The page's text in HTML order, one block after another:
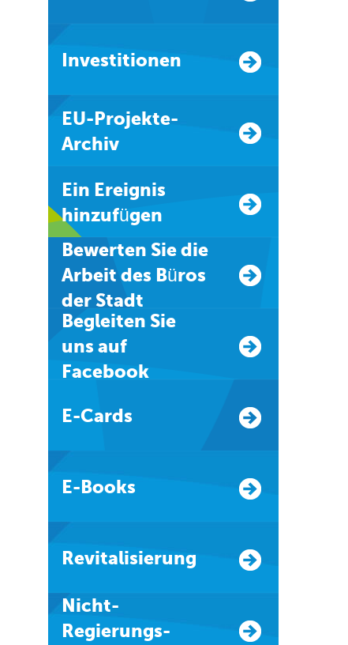
Investitionen
EU-Projekte-
Archiv
Ein Ereignis
hinzufügen
Bewerten Sie die
Arbeit des Büros
der Stadt
Begleiten Sie
uns auf
Facebook
E-Cards
E-Books
Revitalisierung
Nicht-
Regierungs-